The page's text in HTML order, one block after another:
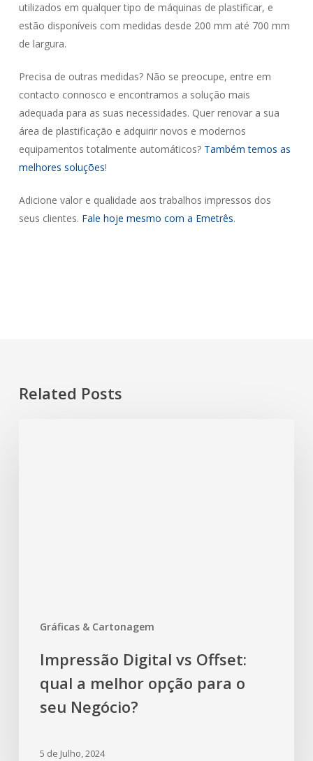
utilizados em qualquer tipo de máquinas de plastificar, e
estão disponíveis com medidas desde 200 mm até 700 mm
de largura.
Precisa de outras medidas? Não se preocupe, entre em
contacto connosco e encontramos a solução mais
adequada para as suas necessidades. Quer renovar a sua
área de plastificação e adquirir novos e modernos
equipamentos totalmente automáticos? Também temos as
melhores soluções!
Adicione valor e qualidade aos trabalhos impressos dos
seus clientes. Fale hoje mesmo com a Emetrês.
Related Posts
Gráficas & Cartonagem
Impressão Digital vs Offset:
qual a melhor opção para o
seu Negócio?
5 de Julho, 2024